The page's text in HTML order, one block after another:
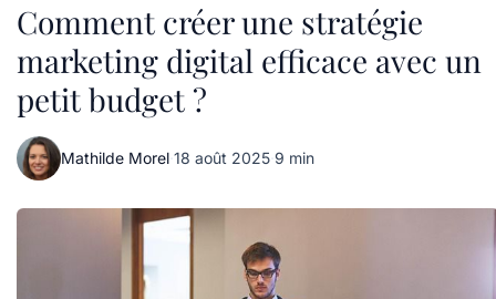
Comment créer une stratégie
marketing digital efficace avec un
petit budget ?
Mathilde Morel·18 août 2025·9 min